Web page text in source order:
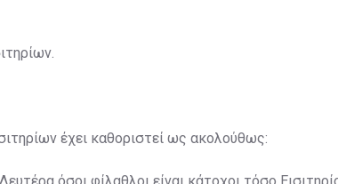
έχει καθοριστεί ως ακολούθως:
όσοι φίλαθλοι είναι κάτοχοι τόσο